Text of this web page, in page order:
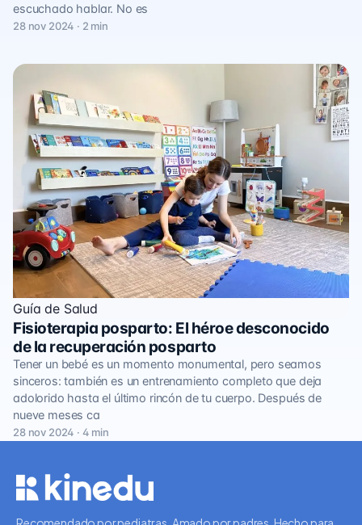
escuchado hablar. No es
28 nov 2024 · 2 min
Guía de Salud
Fisioterapia posparto: El héroe desconocido
de la recuperación posparto
Tener un bebé es un momento monumental, pero seamos
sinceros: también es un entrenamiento completo que deja
adolorido hasta el último rincón de tu cuerpo. Después de
nueve meses ca
28 nov 2024 · 4 min